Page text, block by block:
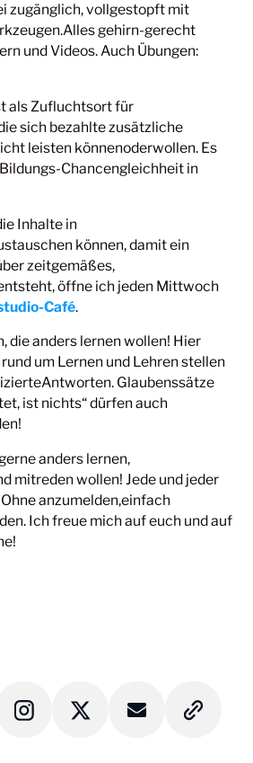
zugänglich, vollgestopft mit
gehirn-gerecht
und Videos. Auch Übungen:
als Zufluchtsort für
sich bezahlte zusätzliche
leisten könnenoderwollen. Es
Chancengleichheit in
Inhalte in
können, damit ein
zeitgemäßes,
öffne ich jeden Mittwoch
Café.
die anders lernen wollen! Hier
um Lernen und Lehren stellen
Glaubenssätze
ist nichts“ dürfen auch
anders lernen,
mitreden wollen! Jede und jeder
anzumelden,einfach
Ich freue mich auf euch und auf